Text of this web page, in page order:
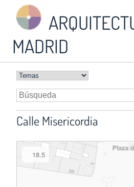
MADRID
Calle Misericordia
18.5